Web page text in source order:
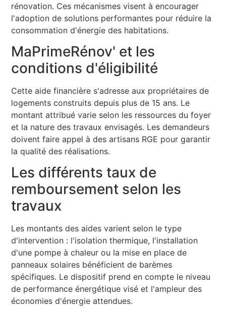
rénovation. Ces mécanismes visent à encourager
l'adoption de solutions performantes pour réduire la
consommation d'énergie des habitations.
MaPrimeRénov' et les
conditions d'éligibilité
Cette aide financière s'adresse aux propriétaires de
logements construits depuis plus de 15 ans. Le
montant attribué varie selon les ressources du foyer
et la nature des travaux envisagés. Les demandeurs
doivent faire appel à des artisans RGE pour garantir
la qualité des réalisations.
Les différents taux de
remboursement selon les
travaux
Les montants des aides varient selon le type
d'intervention : l'isolation thermique, l'installation
d'une pompe à chaleur ou la mise en place de
panneaux solaires bénéficient de barèmes
spécifiques. Le dispositif prend en compte le niveau
de performance énergétique visé et l'ampleur des
économies d'énergie attendues.